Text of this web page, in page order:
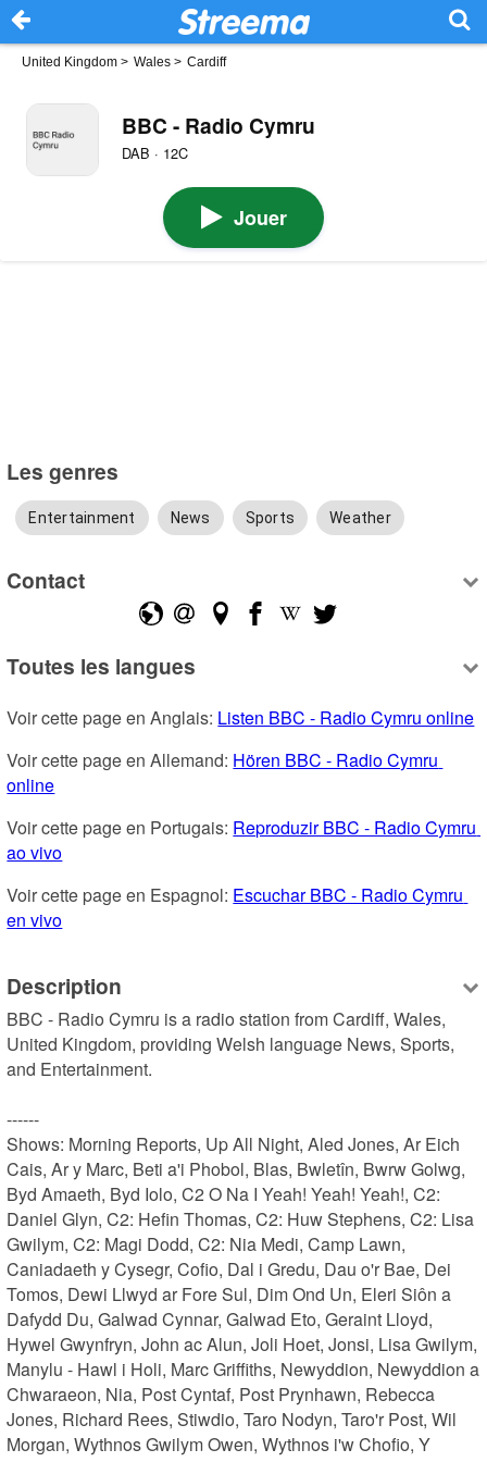
United Kingdom > Wales > Cardiff
BBC - Radio Cymru
DAB · 12C
Jouer
Les genres
Entertainment News Sports Weather
Contact
Toutes les langues
Voir cette page en Anglais: Listen BBC - Radio Cymru online
Voir cette page en Allemand: Hören BBC - Radio Cymru
online
Voir cette page en Portugais: Reproduzir BBC - Radio Cymru
ao vivo
Voir cette page en Espagnol: Escuchar BBC - Radio Cymru
en vivo
Description
BBC - Radio Cymru is a radio station from Cardiff, Wales,
United Kingdom, providing Welsh language News, Sports,
and Entertainment.
------
Shows: Morning Reports, Up All Night, Aled Jones, Ar Eich
Cais, Ar y Marc, Beti a'i Phobol, Blas, Bwletîn, Bwrw Golwg,
Byd Amaeth, Byd Iolo, C2 O Na I Yeah! Yeah! Yeah!, C2:
Daniel Glyn, C2: Hefin Thomas, C2: Huw Stephens, C2: Lisa
Gwilym, C2: Magi Dodd, C2: Nia Medi, Camp Lawn,
Caniadaeth y Cysegr, Cofio, Dal i Gredu, Dau o'r Bae, Dei
Tomos, Dewi Llwyd ar Fore Sul, Dim Ond Un, Eleri Siôn a
Dafydd Du, Galwad Cynnar, Galwad Eto, Geraint Lloyd,
Hywel Gwynfryn, John ac Alun, Joli Hoet, Jonsi, Lisa Gwilym,
Manylu - Hawl i Holi, Marc Griffiths, Newyddion, Newyddion a
Chwaraeon, Nia, Post Cyntaf, Post Prynhawn, Rebecca
Jones, Richard Rees, Stiwdio, Taro Nodyn, Taro'r Post, Wil
Morgan, Wythnos Gwilym Owen, Wythnos i'w Chofio, Y